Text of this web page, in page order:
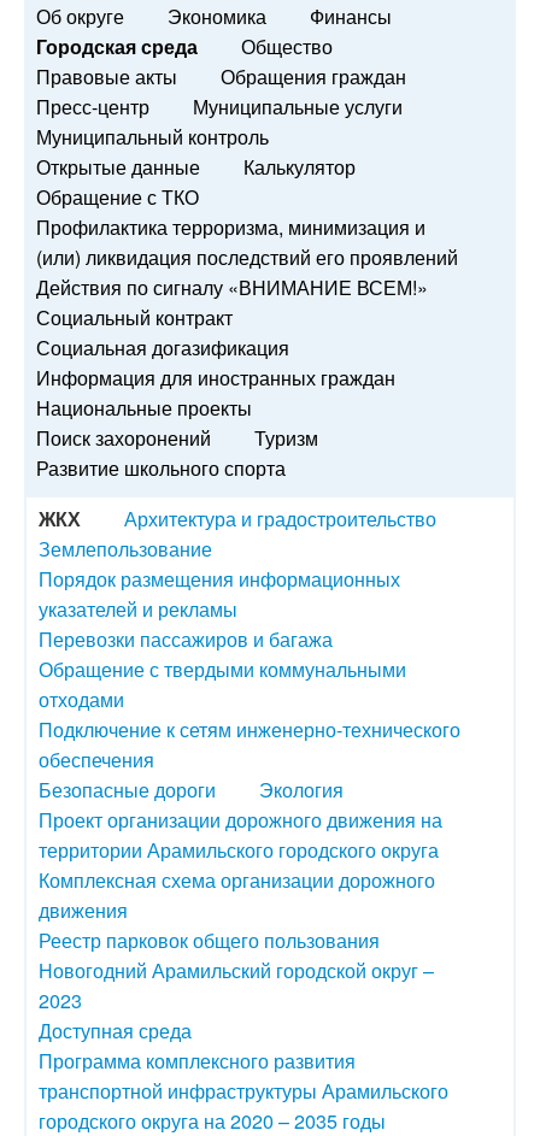
Об округе Экономика
Финансы
Городская среда
Общество
Правовые акты
Обращения граждан
Пресс-центр
Муниципальные услуги
Муниципальный контроль
Открытые данные
Калькулятор
Обращение с ТКО
Профилактика терроризма, минимизация и
(или) ликвидация последствий его проявлений
Действия по сигналу «ВНИМАНИЕ ВСЕМ!»
Социальный контракт
Социальная догазификация
Информация для иностранных граждан
Национальные проекты
Поиск захоронений
Туризм
Развитие школьного спорта
ЖКХ
Архитектура и градостроительство
Землепользование
Порядок размещения информационных
указателей и рекламы
Перевозки пассажиров и багажа
Обращение с твердыми коммунальными
отходами
Подключение к сетям инженерно-технического
обеспечения
Безопасные дороги
Экология
Проект организации дорожного движения на
территории Арамильского городского округа
Комплексная схема организации дорожного
движения
Реестр парковок общего пользования
Новогодний Арамильский городской округ –
2023
Доступная среда
Программа комплексного развития
транспортной инфраструктуры Арамильского
городского округа на 2020 – 2035 годы